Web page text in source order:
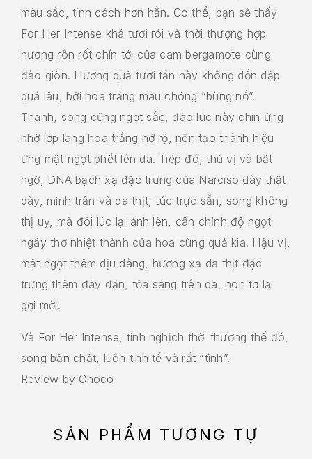
màu sắc, tính cách hơn hẳn. Có thể, bạn sẽ thấy
For Her Intense khá tươi rói và thời thượng hợp
hương rôn rốt chín tới của cam bergamote cùng
đào giòn. Hương quả tươi tắn này không dồn dập
quá lâu, bởi hoa trắng mau chóng “bùng nổ”.
Thanh, song cũng ngọt sắc, đào lúc này chín ửng
nhờ lớp lang hoa trắng nở rộ, nên tạo thành hiệu
ứng mật ngọt phết lên da. Tiếp đó, thú vị và bất
ngờ, DNA bạch xạ đặc trưng của Narciso dày thật
dày, mình trần và da thịt, túc trực sẵn, song không
thị uy, mà đôi lúc lại ánh lên, cân chỉnh độ ngọt
ngây thơ nhiệt thành của hoa cùng quả kia. Hậu vị,
mật ngọt thêm dịu dàng, hương xạ da thịt đặc
trưng thêm đày đặn, tỏa sáng trên da, non tơ lại
gợi mời.
Và For Her Intense, tinh nghịch thời thượng thế đó,
song bản chất, luôn tinh tế và rất “tình”.
Review by Choco
SẢN PHẨM TƯƠNG TỰ